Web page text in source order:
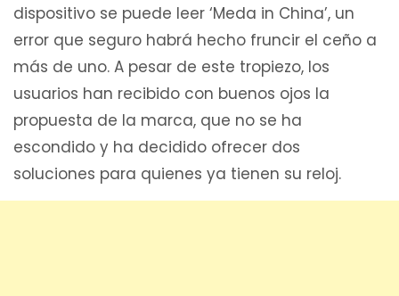
dispositivo se puede leer ‘Meda in China’, un
error que seguro habrá hecho fruncir el ceño a
más de uno. A pesar de este tropiezo, los
usuarios han recibido con buenos ojos la
propuesta de la marca, que no se ha
escondido y ha decidido ofrecer dos
soluciones para quienes ya tienen su reloj.